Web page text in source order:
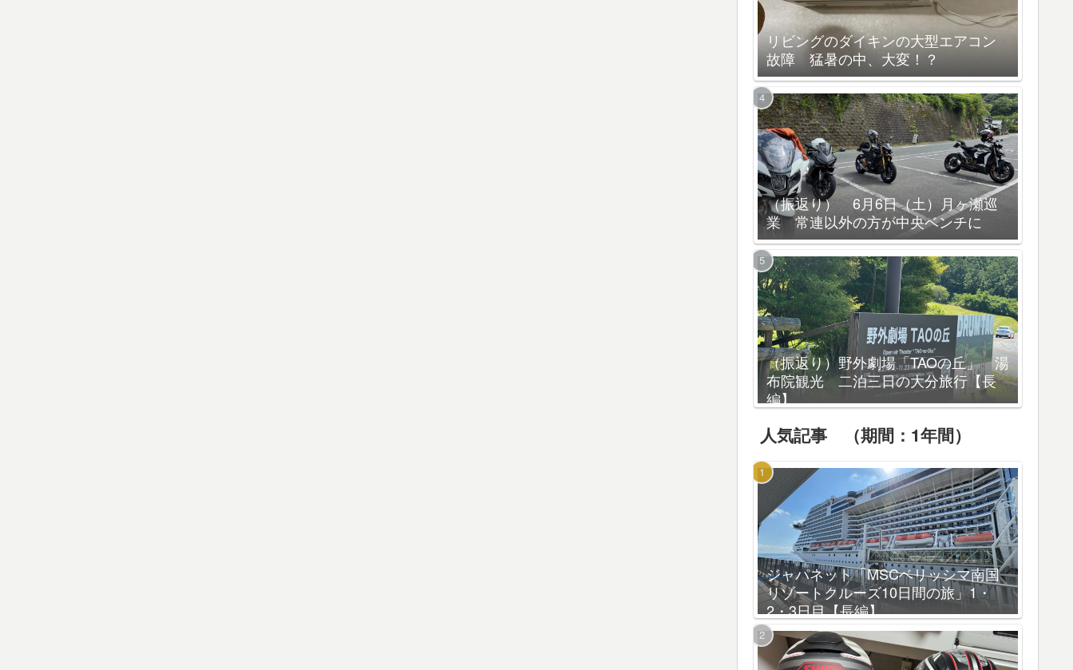
リビングのダイキンの大型エアコン
故障 猛暑の中、大変！？
（振返り） 6月6日（土）月ヶ瀬巡
業 常連以外の方が中央ベンチに
（振返り）野外劇場「TAOの丘」 湯
布院観光 二泊三日の大分旅行【長
編】
人気記事 （期間：1年間）
ジャパネット「MSCベリッシマ南国
リゾートクルーズ10日間の旅」1・
2・3日目【長編】